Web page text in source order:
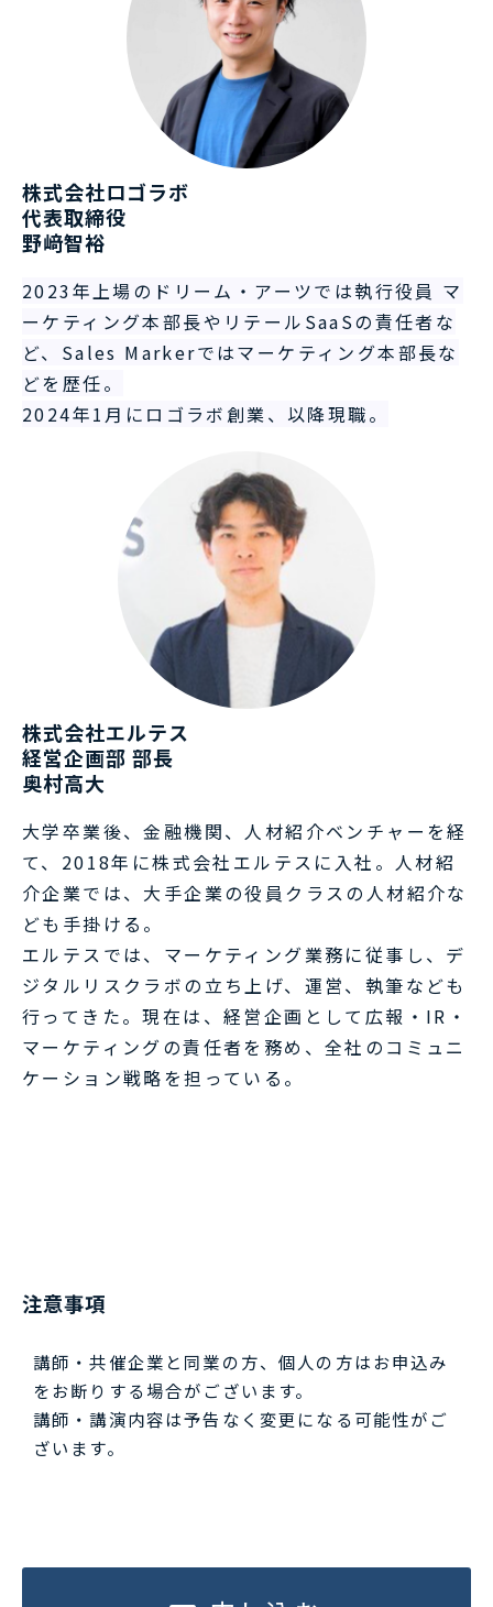
株式会社ロゴラボ
代表取締役
野﨑智裕
2023年上場のドリーム・アーツでは執行役員 マ
ーケティング本部長やリテールSaaSの責任者な
ど、Sales Markerではマーケティング本部長な
どを歴任。
2024年1月にロゴラボ創業、以降現職。
株式会社エルテス
経営企画部 部長
奥村高大
大学卒業後、金融機関、人材紹介ベンチャーを経
て、2018年に株式会社エルテスに入社。人材紹
介企業では、大手企業の役員クラスの人材紹介な
ども手掛ける。
エルテスでは、マーケティング業務に従事し、デ
ジタルリスクラボの立ち上げ、運営、執筆なども
行ってきた。現在は、経営企画として広報・IR・
マーケティングの責任者を務め、全社のコミュニ
ケーション戦略を担っている。
注意事項
講師・共催企業と同業の方、個人の方はお申込み
をお断りする場合がございます。
講師・講演内容は予告なく変更になる可能性がご
ざいます。